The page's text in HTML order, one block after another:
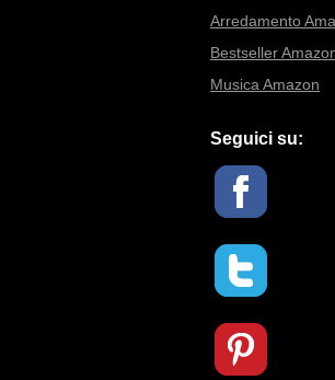
Arredamento
Bestseller
Musica Amazon
Seguici su: